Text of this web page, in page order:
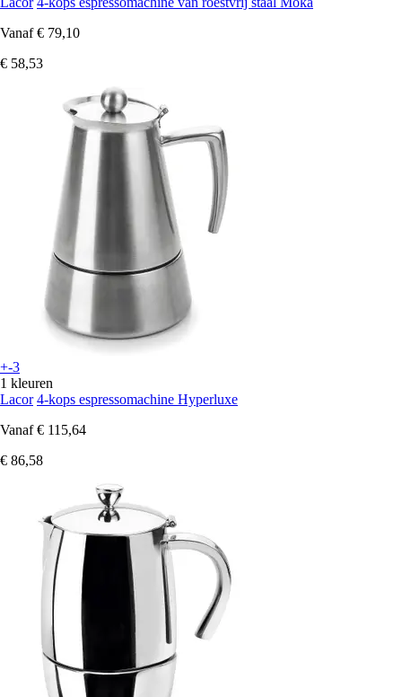
Vanaf € 79,10
€ 58,53
+-3
1 kleuren
Lacor 4-kops espressomachine Hyperluxe
Vanaf € 115,64
€ 86,58